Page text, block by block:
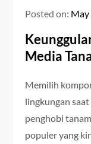
Posted on: May
Media
Memilih
lingkungan
penghobi
populer yang